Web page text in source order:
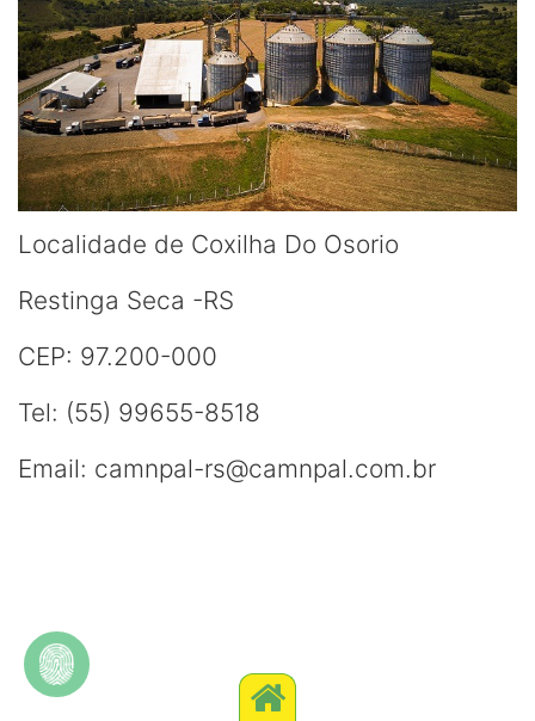
Localidade de Coxilha Do Osorio
Restinga Seca -RS
CEP: 97.200-000
Tel: (55) 99655-8518
Email: camnpal-rs@camnpal.com.br